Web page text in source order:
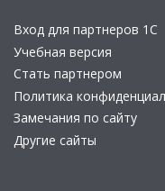
Вход для партнеров 1С
Учебная версия
Стать партнером
Политика
Замечания по сайту
Другие сайты